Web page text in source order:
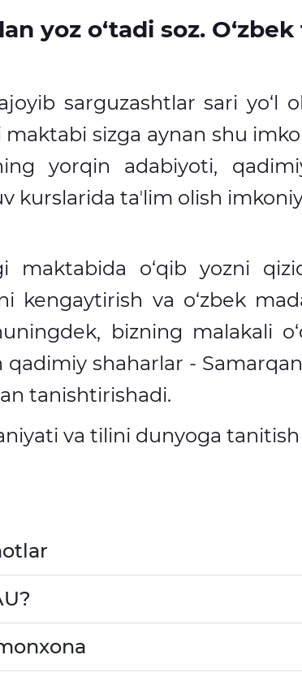
yoz o‘tadi soz.
sarguzashtlar sari yo‘l
maktabi sizga aynan shu
yorqin adabiyoti,
kurslarida taʼlim olish
maktabida o‘qib yozni
kengaytirish va o‘zbek
bizning malakali
​​qadimiy shaharlar -
tanishtirishadi.
va tilini dunyoga